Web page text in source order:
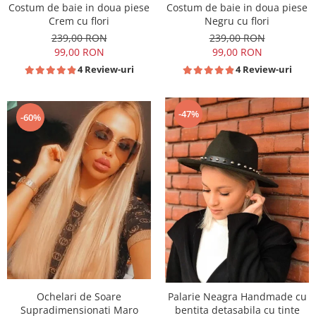
Costum de baie in doua piese
Crem cu flori
239,00 RON
99,00 RON
4 Review-uri
Costum de baie in doua piese
Negru cu flori
239,00 RON
99,00 RON
4 Review-uri
-60%
Ochelari de Soare
Supradimensionati Maro
-47%
Palarie Neagra Handmade cu
bentita detasabila cu tinte